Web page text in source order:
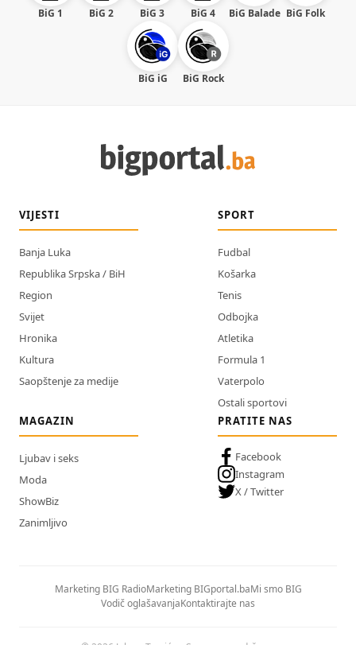
BiG 1 BiG 2 BiG 3 BiG 4 BiG Balade BiG Folk
BiG iG BiG Rock
VIJESTI
Banja Luka
Republika Srpska / BiH
Region
Svijet
Hronika
Kultura
Saopštenje za medije
SPORT
Fudbal
Košarka
Tenis
Odbojka
Atletika
Formula 1
Vaterpolo
Ostali sportovi
MAGAZIN
Ljubav i seks
Moda
ShowBiz
Zanimljivo
PRATITE NAS
Facebook
Instagram
X / Twitter
Marketing BIG RadioMarketing BIGportal.baMi smo BIG
Vodič oglašavanjaKontaktirajte nas